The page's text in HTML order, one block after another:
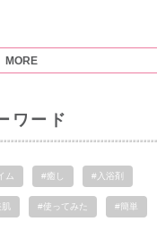
MORE
ワード
ム #癒し #入浴剤
肌 #使ってみた #簡単